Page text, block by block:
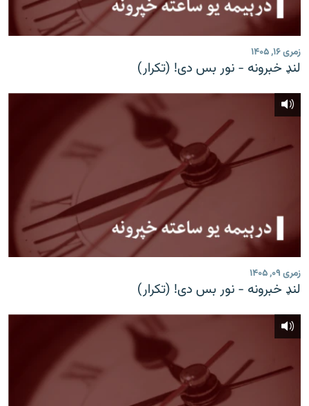
اړیکه
دري پاڼه
Azadi English
راسره ملګري شئ
د ازادې اروپا/ ازادي راډيو ټولې پاڼې
زمری ۱۶, ۱۴۰۵
لنډ خبرونه - نور بس دی! (تکرار)
زمری ۰۹, ۱۴۰۵
لنډ خبرونه - نور بس دی! (تکرار)